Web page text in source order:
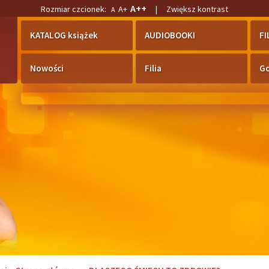
Rozmiar czcionek: A A+ A++ | Zwiększ kontrast
KATALOG książek AUDIOBOOKI
Nowości Filia
«
2
3